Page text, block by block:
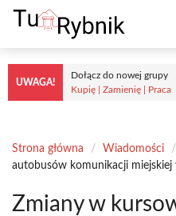
Przejdź
treści
UWAGA!
Dołącz do nowej grupy
Kupię | Zamienię | Praca
Strona główna / Wiadomości /
autobusów komunikacji miejskiej
Zmiany w